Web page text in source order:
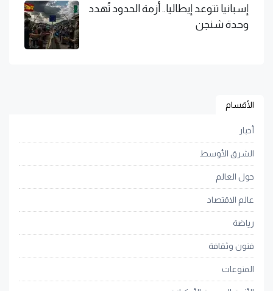
إسبانيا تتوعد إيطاليا.. أزمة الحدود تُهدد
وحدة شنجن
الأقسام
أخبار
الشرق الأوسط
حول العالم
عالم الاقتصاد
رياضة
فنون وثقافة
المنوعات